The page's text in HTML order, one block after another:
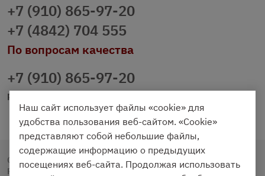
+7 (910) 865-97-20
+7 (4842) 704 555
По вопросам качества
+7 (910) 865-97-20
prazdnichniy40@palmi.ru
Copyright © 2020 - 2026. Праздничный Стол.
Разработка и продвижение - Vegas Studio
Наш сайт использует файлы «cookie» для
удобства пользования веб-сайтом. «Cookie»
представляют собой небольшие файлы,
содержащие информацию о предыдущих
посещениях веб-сайта. Продолжая использовать